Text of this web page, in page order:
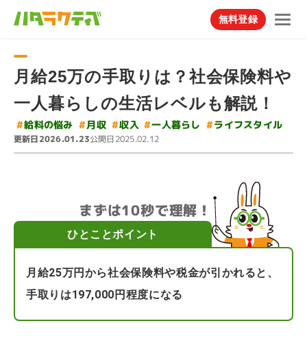
無料登録
月給25万の手取りは？社会保険料や
一人暮らしの生活レベルも解説！
#給料の悩み #月収 #収入 #一人暮らし #ライフスタイル
更新日2026.01.23公開日2025.02.12
まずは10秒で理解！
ひとことポイント
月給25万円から社会保険料や税金が引かれると、
手取りは197,000円程度になる